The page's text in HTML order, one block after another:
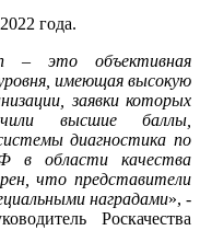
года.
– это объективная
имеющая высокую
заявки которых
высшие баллы,
диагностика по
в области качества
что представители
наградами», -
Роскачества